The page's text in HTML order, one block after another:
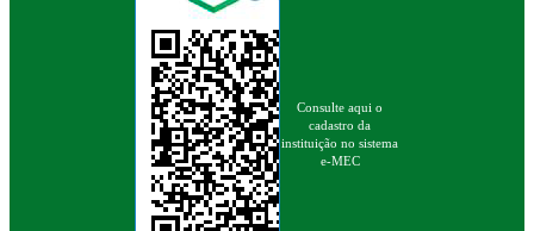
Consulte aqui o
cadastro da
instituição no sistema
e-MEC